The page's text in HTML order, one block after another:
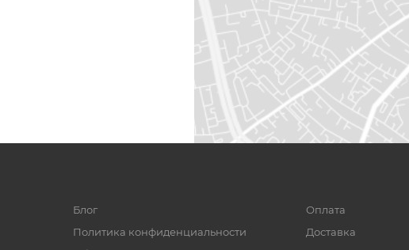
Блог
Политика конфиденциальности
Оплата
Доставка